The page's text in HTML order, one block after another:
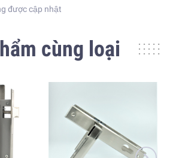
được cập nhật
cùng loại